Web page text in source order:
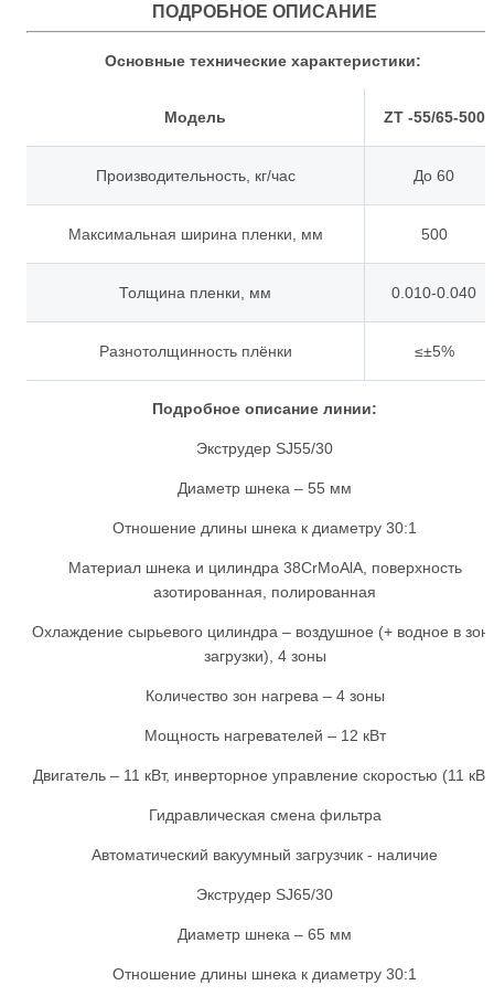
ПОДРОБНОЕ ОПИСАНИЕ
Основные технические характеристики:
Модель ZT -55/65-500
Производительность, кг/час До 60
Максимальная ширина пленки, мм 500
Толщина пленки, мм 0.010-0.040
Разнотолщинность плёнки ≤±5%
Подробное описание линии:
Экструдер SJ55/30
Диаметр шнека – 55 мм
Отношение длины шнека к диаметру 30:1
Материал шнека и цилиндра 38CrMoAlA, поверхность
азотированная, полированная
Охлаждение сырьевого цилиндра – воздушное (+ водное в
загрузки), 4 зоны
Количество зон нагрева – 4 зоны
Мощность нагревателей – 12 кВт
Двигатель – 11 кВт, инверторное управление скоростью (11
Гидравлическая смена фильтра
Автоматический вакуумный загрузчик - наличие
Экструдер SJ65/30
Диаметр шнека – 65 мм
Отношение длины шнека к диаметру 30:1